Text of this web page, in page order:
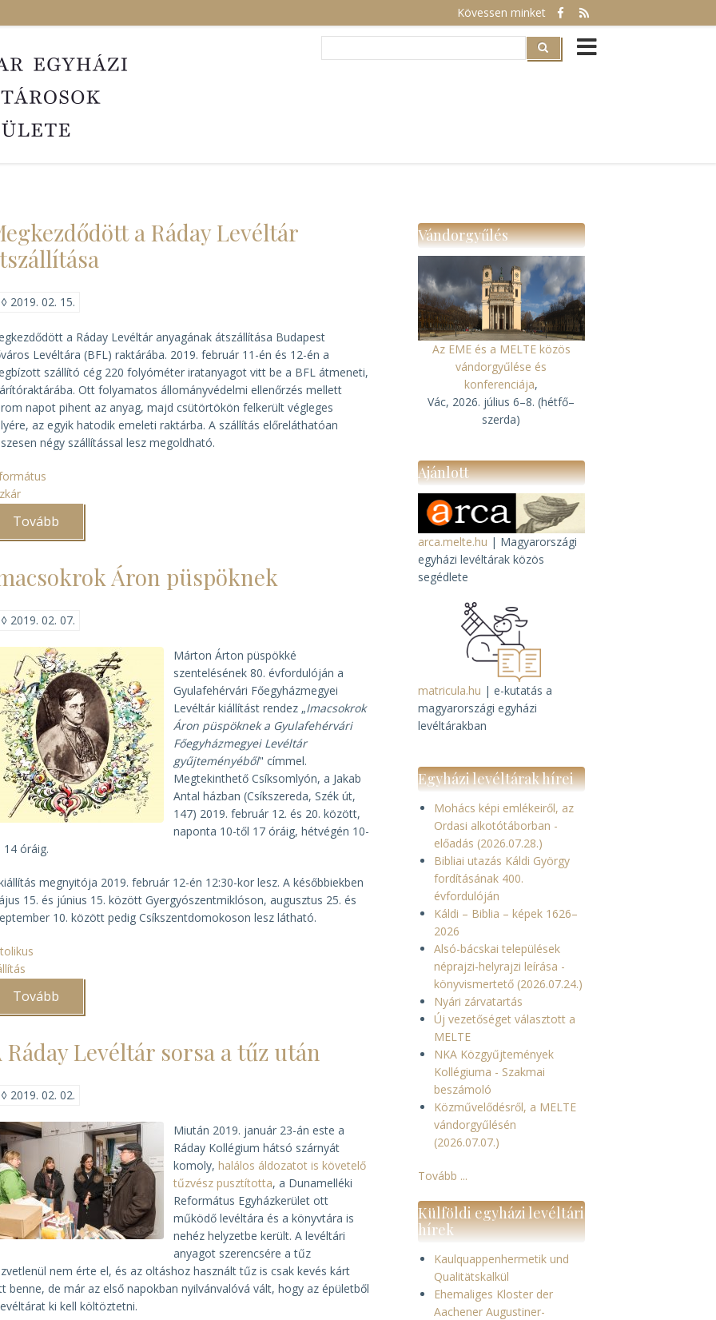
Kövessen minket
Search
a Ráday Levéltár
◊ 2019. 02. 15.
a Ráday Levéltár anyagának átszállítása Budapest
Levéltára (BFL) raktárába. 2019. február 11-én és 12-én a
szállító cég 220 folyóméter iratanyagot vitt be a BFL átmeneti,
Ott folyamatos állományvédelmi ellenőrzés mellett
napot pihent az anyag, majd csütörtökön felkerült végleges
az egyik hatodik emeleti raktárba. A szállítás előreláthatóan
négy szállítással lesz megoldható.
Tovább
Ráday
átszállítása
) Áron püspöknek
◊ 2019. 02. 07.
Márton Árton püspökké
szentelésének 80. évfordulóján a
Gyulafehérvári Főegyházmegyei
Levéltár kiállítást rendez „Imacsokrok
Áron püspöknek a Gyulafehérvári
Főegyházmegyei Levéltár
gyűjteményéből" címmel.
Megtekinthető Csíksomlyón, a Jakab
Antal házban (Csíkszereda, Szék út,
147) 2019. február 12. és 20. között,
naponta 10-től 17 óráig, hétvégén 10-
14 óráig.
megnyitója 2019. február 12-én 12:30-kor lesz. A későbbiekben
15. és június 15. között Gyergyószentmiklóson, augusztus 25. és
10. között pedig Csíkszentdomokoson lesz látható.
Tovább
püspöknek)
Ráday Levéltár sorsa a tűz után
◊ 2019. 02. 02.
Miután 2019. január 23-án este a
Ráday Kollégium hátsó szárnyát
komoly,halálos áldozatot is követelő
tűzvész pusztította, a Dunamelléki
Református Egyházkerület ott
működő levéltára és a könyvtára is
nehéz helyzetbe került. A levéltári
anyagot szerencsére a tűz
nem érte el, és az oltáshoz használt tűz is csak kevés kárt
benne, de már az első napokban nyilvánvalóvá vált, hogy az épületből
ki kell költöztetni.
Vándorgyűlés
Az EME és a MELTE közös
vándorgyűlése és
konferenciája,
Vác, 2026. július 6–8. (hétfő–
szerda)
Ajánlott
arca.melte.hu | Magyarországi
egyházi levéltárak közös
segédlete
matricula.hu | e-kutatás a
magyarországi egyházi
levéltárakban
Egyházi levéltárak hírei
Mohács képi emlékeiről, az
Ordasi alkotótáborban -
előadás (2026.07.28.)
Bibliai utazás Káldi György
fordításának 400.
évfordulóján
Káldi – Biblia – képek 1626–
2026
Alsó-bácskai települések
néprajzi-helyrajzi leírása -
könyvismertető (2026.07.24.)
Nyári zárvatartás
Új vezetőséget választott a
MELTE
NKA Közgyűjtemények
Kollégiuma - Szakmai
beszámoló
Közművelődésről, a MELTE
vándorgyűlésén
(2026.07.07.)
Tovább ...
Külföldi egyházi levéltári
hírek
Kaulquappenhermetik und
Qualitätskalkül
Ehemaliges Kloster der
Aachener Augustiner-